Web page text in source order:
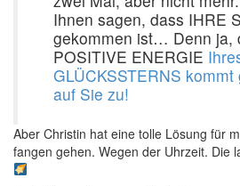
Ihnen sagen, dass IHRE
gekommen ist… Denn ja,
POSITIVE ENERGIE
GLÜCKSSTERNS kommt
auf Sie zu!
Aber Christin hat eine tolle Lösung für
fangen gehen. Wegen der Uhrzeit. Die